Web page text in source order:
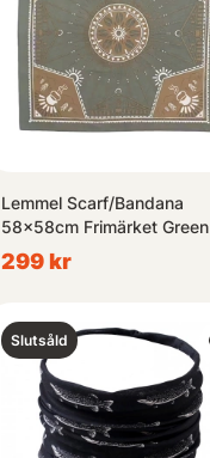
Lemmel Scarf/Bandana
58x58cm Frimärket Green
299 kr
Slutsåld